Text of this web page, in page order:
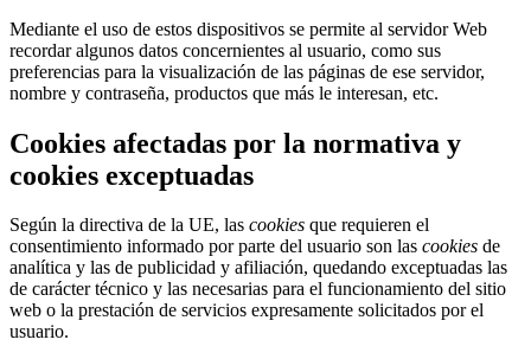
Mediante el uso de estos dispositivos se permite al servidor Web
recordar algunos datos concernientes al usuario, como sus
preferencias para la visualización de las páginas de ese servidor,
nombre y contraseña, productos que más le interesan, etc.
Cookies afectadas por la normativa y
cookies exceptuadas
Según la directiva de la UE, las cookies que requieren el
consentimiento informado por parte del usuario son las cookies de
analítica y las de publicidad y afiliación, quedando exceptuadas las
de carácter técnico y las necesarias para el funcionamiento del sitio
web o la prestación de servicios expresamente solicitados por el
usuario.